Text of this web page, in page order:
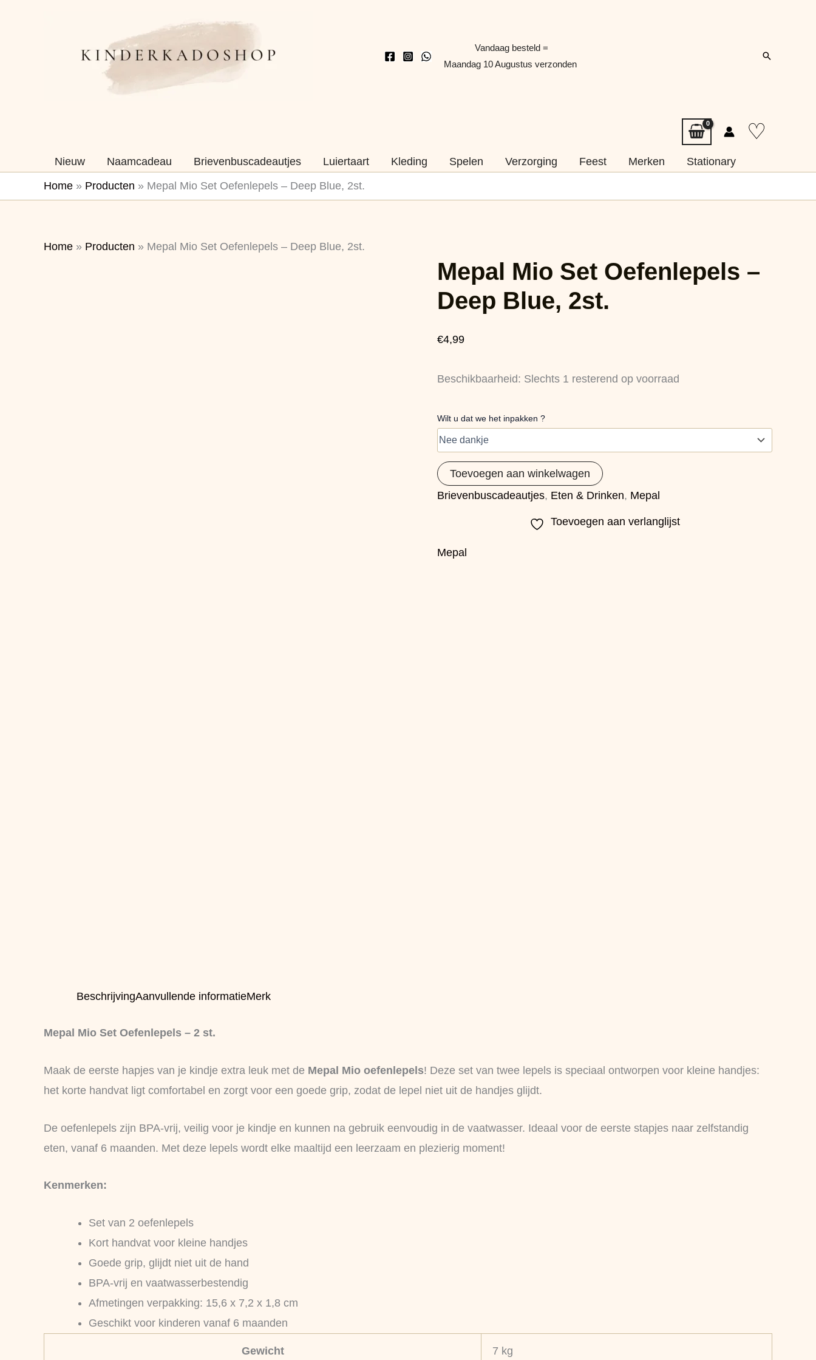
Vandaag besteld =
Maandag 10 Augustus verzonden
Zoeken
♡
Nieuw Naamcadeau Brievenbuscadeautjes Luiertaart Kleding Spelen Verzorging Feest Merken
Stationary
Home » Producten » Mepal Mio Set Oefenlepels – Deep Blue, 2st.
Home » Producten » Mepal Mio Set Oefenlepels – Deep Blue, 2st.
Mepal Mio Set Oefenlepels –
Deep Blue, 2st.
€4,99
Beschikbaarheid: Slechts 1 resterend op voorraad
Wilt u dat we het inpakken ?
Set
Oefenlepels
-
Deep
aantal
Toevoegen aan winkelwagen
Brievenbuscadeautjes, Eten & Drinken, Mepal
Toevoegen aan verlanglijst
Mepal
BeschrijvingAanvullende informatieMerk
Mepal Mio Set Oefenlepels – 2 st.
Maak de eerste hapjes van je kindje extra leuk met de Mepal Mio oefenlepels! Deze set van twee lepels is speciaal ontworpen voor kleine handjes:
het korte handvat ligt comfortabel en zorgt voor een goede grip, zodat de lepel niet uit de handjes glijdt.
De oefenlepels zijn BPA-vrij, veilig voor je kindje en kunnen na gebruik eenvoudig in de vaatwasser. Ideaal voor de eerste stapjes naar zelfstandig
eten, vanaf 6 maanden. Met deze lepels wordt elke maaltijd een leerzaam en plezierig moment!
Kenmerken:
Set van 2 oefenlepels
Kort handvat voor kleine handjes
Goede grip, glijdt niet uit de hand
BPA-vrij en vaatwasserbestendig
Afmetingen verpakking: 15,6 x 7,2 x 1,8 cm
Geschikt voor kinderen vanaf 6 maanden
Gewicht 7 kg